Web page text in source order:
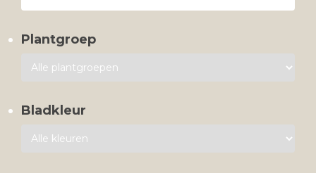
Plantgroep
Bladkleur